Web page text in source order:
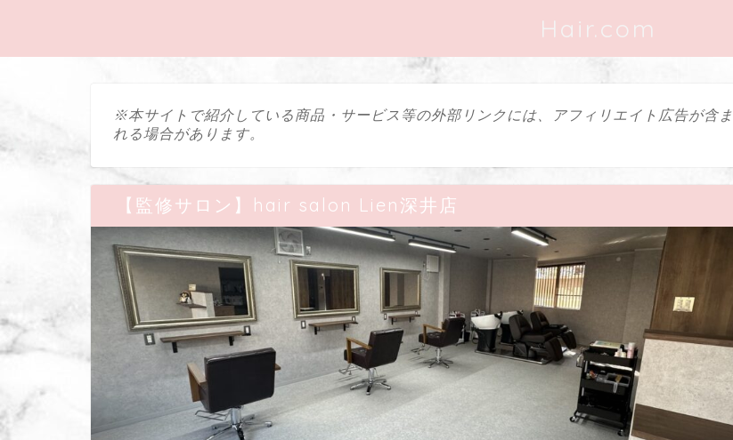
Hair.com
※本サイトで紹介している商品・サービス等の外部リンクには、アフィリエイト広告が含ま
れる場合があります。
【監修サロン】hair salon Lien深井店